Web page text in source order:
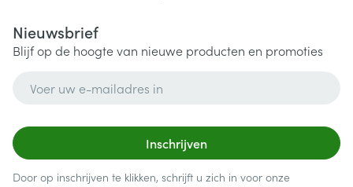
Nieuwsbrief
Blijf op de hoogte van nieuwe producten en promoties
Inschrijven
Door op inschrijven te klikken, schrijft u zich in voor onze